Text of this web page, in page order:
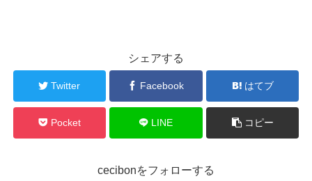
シェアする
Twitter Facebook はてブ
Pocket LINE コピー
cecibonをフォローする